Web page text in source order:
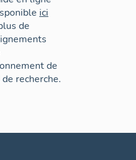
ici
de
de
recherche.